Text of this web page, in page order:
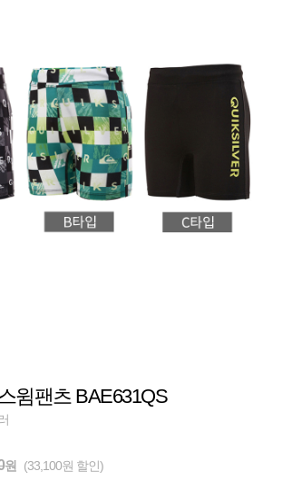
윔팬츠 BAE631QS
원 (33,100원 할인)